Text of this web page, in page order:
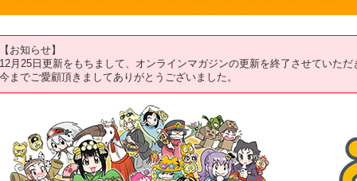
【お知らせ】
12月25日更新をもちまして、オンラインマガジンの更新を終了させていただ
今までご愛顧頂きましてありがとうございました。